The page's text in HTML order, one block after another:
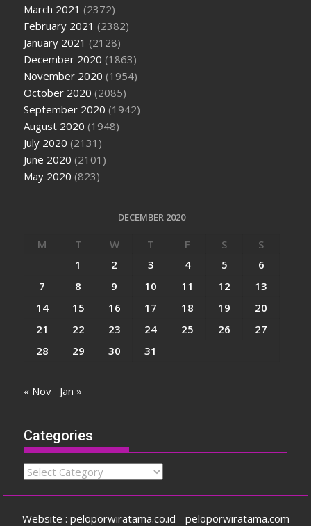
March 2021 (2372)
February 2021 (2382)
January 2021 (2128)
December 2020 (1863)
November 2020 (1954)
October 2020 (2085)
September 2020 (1942)
August 2020 (1948)
July 2020 (2131)
June 2020 (2101)
May 2020 (823)
DECEMBER 2020
M T W T F S
S
1
2 3 4 5
6
7
8 9 10 11 12
13
14
15 16 17 18 19
20
21
22 23 24 25 26
27
28
29 30 31
« Nov Jan »
Categories
Categories
Website : peloporwiratama.co.id - peloporwiratama.com